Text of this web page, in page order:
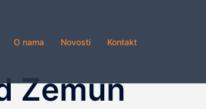
O nama Novosti Kontakt
Zemun